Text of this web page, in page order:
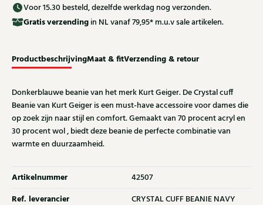
Voor 15.30 besteld, dezelfde werkdag nog verzonden.
Gratisverzending in NL vanaf 79,95* m.u.v sale artikelen.
ProductbeschrijvingMaat & fitVerzending & retour
Donkerblauwe beanie van het merk Kurt Geiger. De Crystal cuff
Beanie van Kurt Geiger is een must-have accessoire voor dames die
op zoek zijn naar stijl en comfort. Gemaakt van 70 procent acryl en
30 procent wol , biedt deze beanie de perfecte combinatie van
warmte en duurzaamheid.
Artikelnummer 42507
Ref. leverancier CRYSTAL CUFF BEANIE NAVY